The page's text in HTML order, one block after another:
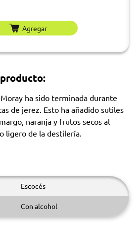
Agregar
ha sido terminada durante
de jerez. Esto ha añadido sutiles
naranja y frutos secos al
ligero de la destilería.
Escocés
Con alcohol